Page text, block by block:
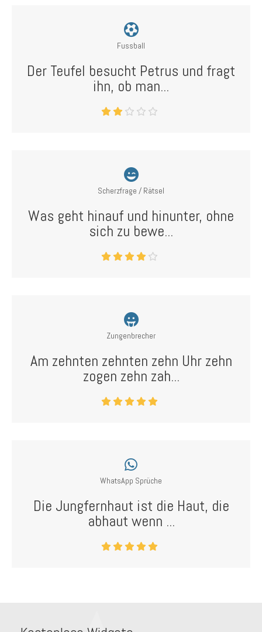
Fussball
Der Teufel besucht Petrus und fragt
ihn, ob man...
Scherzfrage / Rätsel
Was geht hinauf und hinunter, ohne
sich zu bewe...
Zungenbrecher
Am zehnten zehnten zehn Uhr zehn
zogen zehn zah...
WhatsApp Sprüche
Die Jungfernhaut ist die Haut, die
abhaut wenn ...